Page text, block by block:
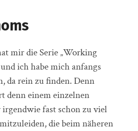
mir die Serie „Working
ich habe mich anfangs
da rein zu finden. Denn
denn einem einzelnen
fast schon zu viel
die beim näheren